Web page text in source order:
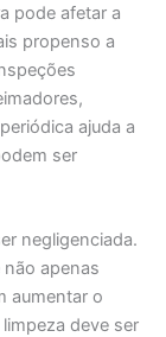
pode afetar a
propenso a
ajuda a
ser
negligenciada.
apenas
aumentar o
deve ser